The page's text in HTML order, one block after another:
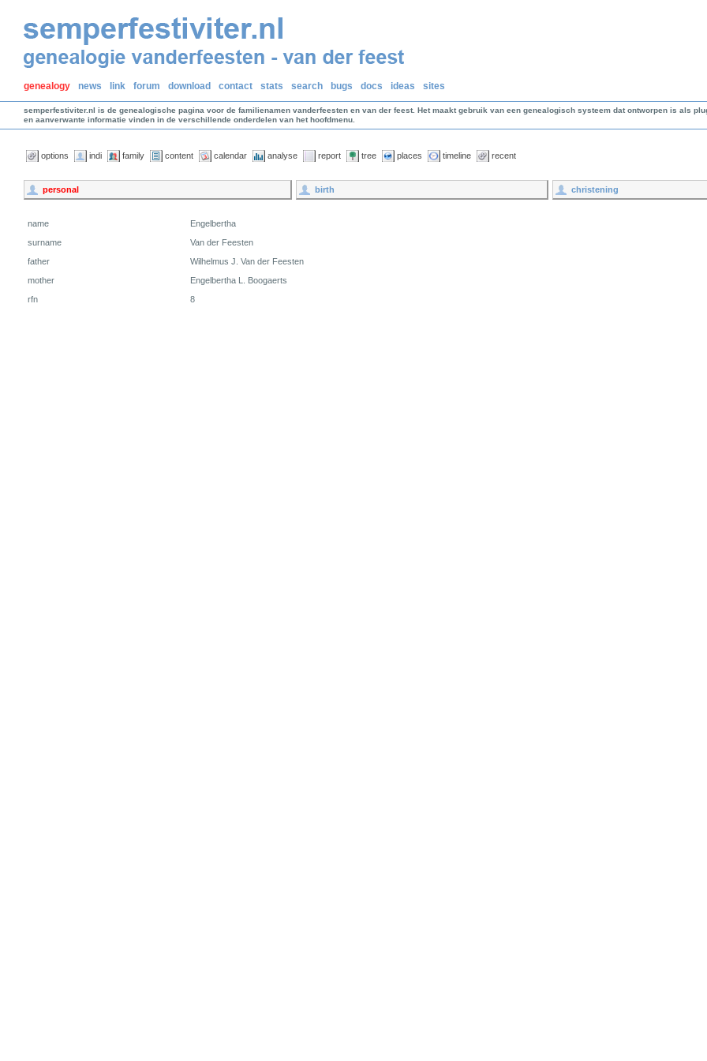
genealogy news link forum download contact stats search bugs docs ideas sites
semperfestiviter.nl is de genealogische pagina voor de familienamen vanderfeesten en van der feest. Het maakt gebruik van een genealogisch systeem dat ontworpen is als
en aanverwante informatie vinden in de verschillende onderdelen van het hoofdmenu.
options indi family content calendar analyse report tree places timeline recent
personal birth christening
name
Engelbertha
surname
Van der Feesten
father
Wilhelmus J. Van der Feesten
mother
Engelbertha L. Boogaerts
rfn
8